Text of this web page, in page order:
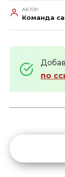
АВТОР
Команда
по